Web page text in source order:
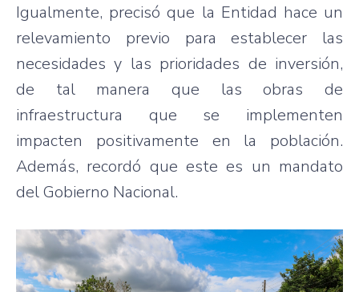
Igualmente, precisó que la Entidad hace un
relevamiento previo para establecer las
necesidades y las prioridades de inversión,
de tal manera que las obras de
infraestructura que se implementen
impacten positivamente en la población.
Además, recordó que este es un mandato
del Gobierno Nacional.